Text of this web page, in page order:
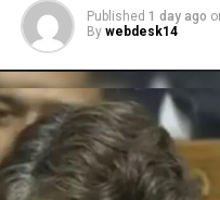
Published 1 day ago
By webdesk14